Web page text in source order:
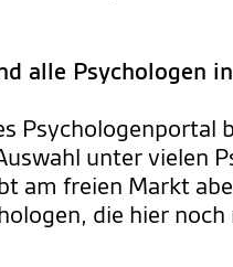
alle Psychologen
Psychologenportal
unter vielen
am freien Markt
die hier